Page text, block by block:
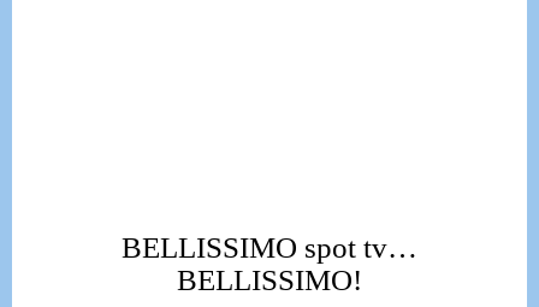
BELLISSIMO spot tv…
BELLISSIMO!